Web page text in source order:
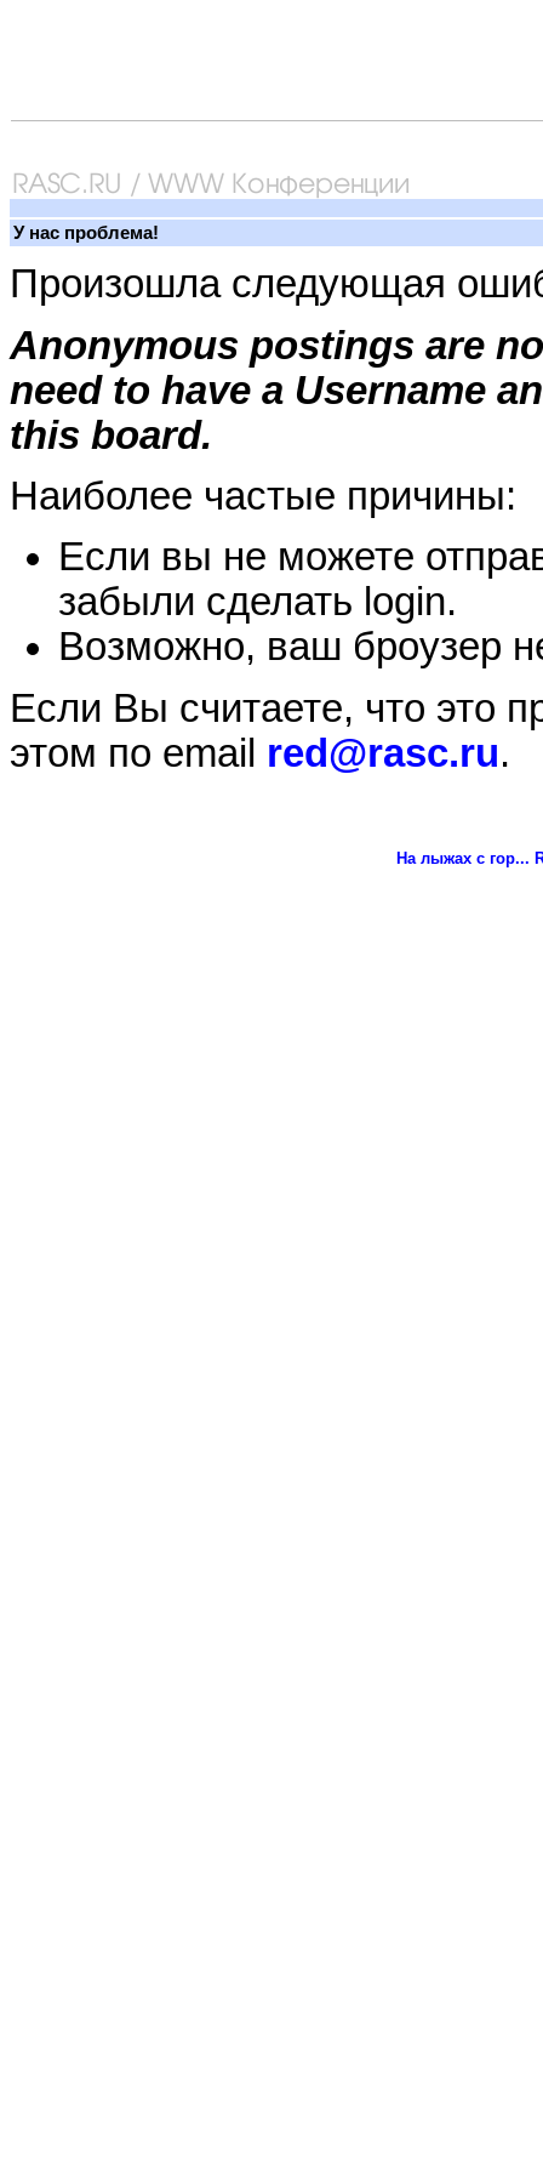
У нас проблема!
Произошла следующая
Anonymous postings are
need to have a Username
this board.
Наиболее частые причины:
Если вы не можете
забыли сделать login.
Возможно, ваш броузер
Если Вы считаете, что это
этом по email red@rasc.ru.
На лыжах с гор...